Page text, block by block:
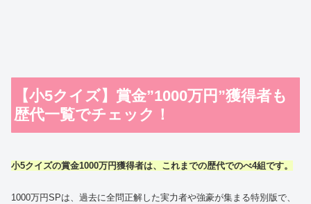
【小5クイズ】賞金”1000万円”獲得者も
歴代一覧でチェック！
小5クイズの賞金1000万円獲得者は、これまでの歴代でのべ4組です。
1000万円SPは、過去に全問正解した実力者や強豪が集まる特別版で、